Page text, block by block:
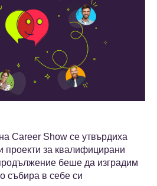
Career Show се утвърдиха
проекти за квалифицирани
беше да изградим
събира в себе си